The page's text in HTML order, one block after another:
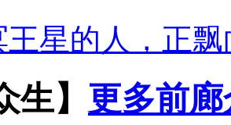
王星的人，正
生】 更多前